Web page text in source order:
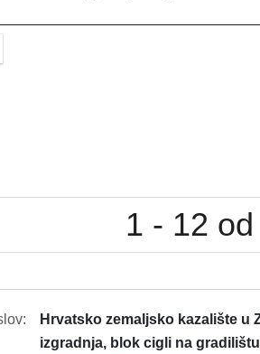
1 - 12
Hrvatsko zemaljsko kazalište u
izgradnja, blok cigli na gradilištu